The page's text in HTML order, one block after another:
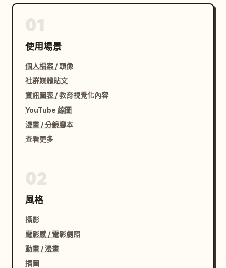
使用場景
個人檔案 / 頭像
社群媒體貼文
資訊圖表 / 教育視覺化內容
YouTube 縮圖
漫畫 / 分鏡腳本
查看更多
風格
攝影
電影感 / 電影劇照
動畫 / 漫畫
插圖